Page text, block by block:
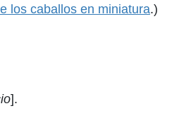
los caballos en miniatura.)
].